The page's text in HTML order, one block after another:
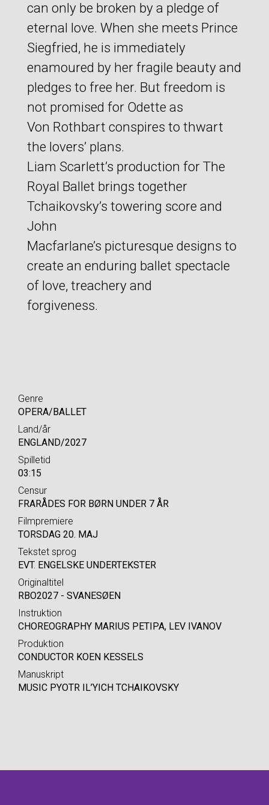
can only be broken by a pledge of
eternal love. When she meets Prince
Siegfried, he is immediately
enamoured by her fragile beauty and
pledges to free her. But freedom is
not promised for Odette as
Von Rothbart conspires to thwart
the lovers’ plans.
Liam Scarlett’s production for The
Royal Ballet brings together
Tchaikovsky’s towering score and
John
Macfarlane’s picturesque designs to
create an enduring ballet spectacle
of love, treachery and
forgiveness.
Genre
OPERA/BALLET
Land/år
ENGLAND/2027
Spilletid
03:15
Censur
FRARÅDES FOR BØRN UNDER 7 ÅR
Filmpremiere
TORSDAG 20. MAJ
Tekstet sprog
EVT. ENGELSKE UNDERTEKSTER
Originaltitel
RBO2027 - SVANESØEN
Instruktion
CHOREOGRAPHY MARIUS PETIPA, LEV IVANOV
Produktion
CONDUCTOR KOEN KESSELS
Manuskript
MUSIC PYOTR IL’YICH TCHAIKOVSKY